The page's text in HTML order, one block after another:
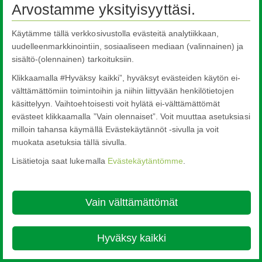
Arvostamme yksityisyyttäsi.
Käytämme tällä verkkosivustolla evästeitä analytiikkaan,
uudelleenmarkkinointiin, sosiaaliseen mediaan (valinnainen) ja
sisältö-(olennainen) tarkoituksiin.
Klikkaamalla #Hyväksy kaikki”, hyväksyt evästeiden käytön ei-
välttämättömiin toimintoihin ja niihin liittyvään henkilötietojen
käsittelyyn. Vaihtoehtoisesti voit hylätä ei-välttämättömät
evästeet klikkaamalla ”Vain olennaiset”. Voit muuttaa asetuksiasi
milloin tahansa käymällä Evästekäytännöt -sivulla ja voit
muokata asetuksia tällä sivulla.
Lisätietoja saat lukemalla Evästekäytäntömme
Vain välttämättömät
Hyväksy kaikki